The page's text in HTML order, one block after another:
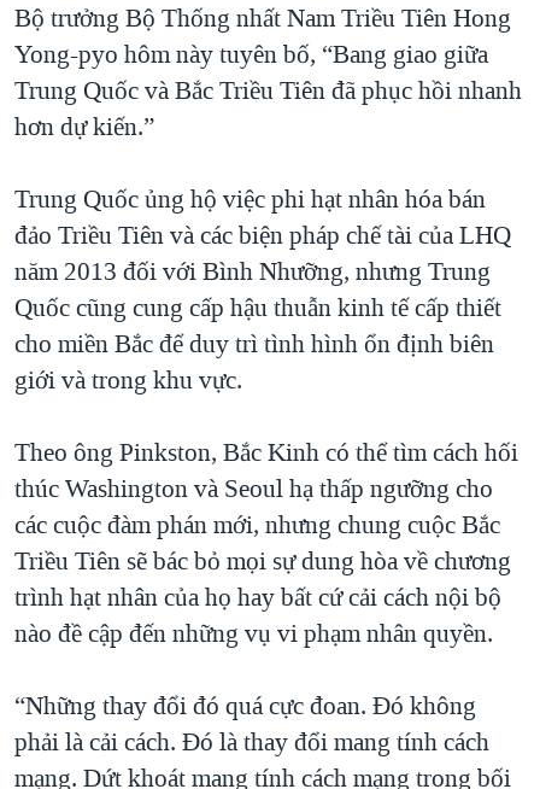
Bộ trưởng Bộ Thống nhất Nam Triều Tiên Hong
Yong-pyo hôm này tuyên bố, “Bang giao giữa
Trung Quốc và Bắc Triều Tiên đã phục hồi nhanh
hơn dự kiến.”
Trung Quốc ủng hộ việc phi hạt nhân hóa bán
đảo Triều Tiên và các biện pháp chế tài của LHQ
năm 2013 đối với Bình Nhưỡng, nhưng Trung
Quốc cũng cung cấp hậu thuẫn kinh tế cấp thiết
cho miền Bắc để duy trì tình hình ổn định biên
giới và trong khu vực.
Theo ông Pinkston, Bắc Kinh có thể tìm cách hối
thúc Washington và Seoul hạ thấp ngưỡng cho
các cuộc đàm phán mới, nhưng chung cuộc Bắc
Triều Tiên sẽ bác bỏ mọi sự dung hòa về chương
trình hạt nhân của họ hay bất cứ cải cách nội bộ
nào đề cập đến những vụ vi phạm nhân quyền.
“Những thay đổi đó quá cực đoan. Đó không
phải là cải cách. Đó là thay đổi mang tính cách
mạng. Dứt khoát mang tính cách mạng trong bối